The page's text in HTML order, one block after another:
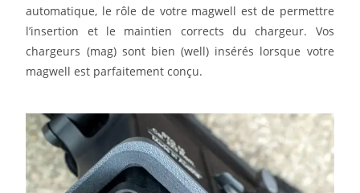
automatique, le rôle de votre magwell est de permettre
l’insertion et le maintien corrects du chargeur. Vos
chargeurs (mag) sont bien (well) insérés lorsque votre
magwell est parfaitement conçu.